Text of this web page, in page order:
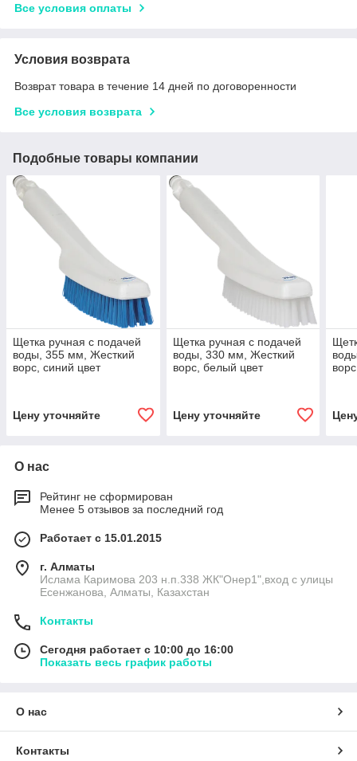
Все условия оплаты
Условия возврата
Возврат товара в течение 14 дней по договоренности
Все условия возврата
Подобные товары компании
Щетка ручная с подачей
воды, 355 мм, Жесткий
ворс, синий цвет
Цену уточняйте
Щетка ручная с подачей
воды, 330 мм, Жесткий
ворс, белый цвет
Цену уточняйте
О нас
Рейтинг не сформирован
Менее 5 отзывов за последний год
Работает с 15.01.2015
г. Алматы
Ислама Каримова 203 н.п.338 ЖК"Онер1",вход с улицы
Есенжанова, Алматы, Казахстан
Контакты
Сегодня работает с 10:00 до 16:00
Показать весь график работы
О нас
Контакты